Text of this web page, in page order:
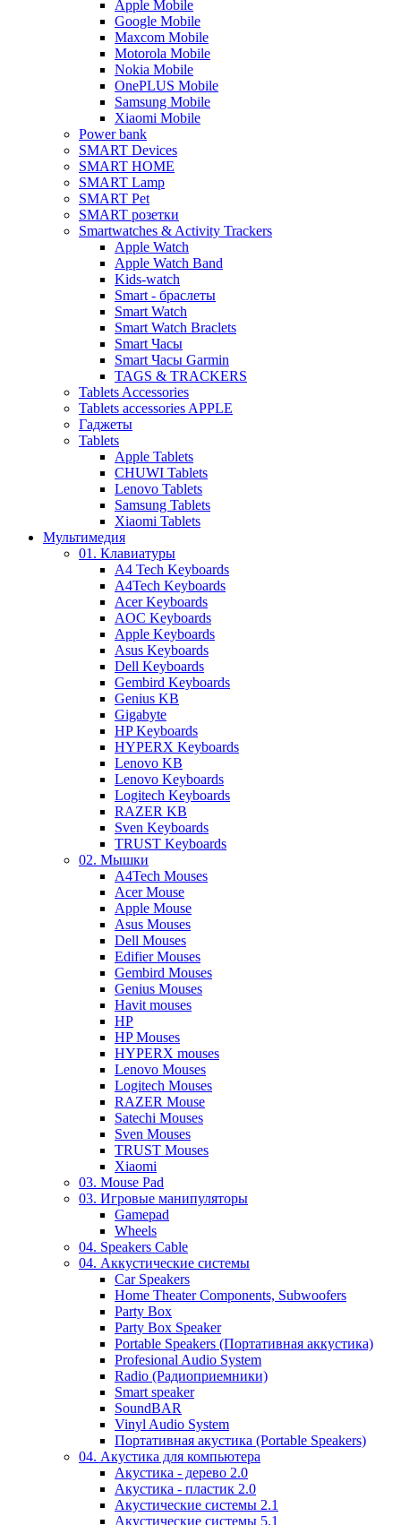
Apple Mobile
Google Mobile
Maxcom Mobile
Motorola Mobile
Nokia Mobile
OnePLUS Mobile
Samsung Mobile
Xiaomi Mobile
Power bank
SMART Devices
SMART HOME
SMART Lamp
SMART Pet
SMART розетки
Smartwatches & Activity Trackers
Apple Watch
Apple Watch Band
Kids-watch
Smart - браслеты
Smart Watch
Smart Watch Braclets
Smart Часы
Smart Часы Garmin
TAGS & TRACKERS
Tablets Accessories
Tablets accessories APPLE
Гаджеты
Tablets
Apple Tablets
CHUWI Tablets
Lenovo Tablets
Samsung Tablets
Xiaomi Tablets
Мультимедия
01. Клавиатуры
A4 Tech Keyboards
A4Tech Keyboards
Acer Keyboards
AOC Keyboards
Apple Keyboards
Asus Keyboards
Dell Keyboards
Gembird Keyboards
Genius KB
Gigabyte
HP Keyboards
HYPERX Keyboards
Lenovo KB
Lenovo Keyboards
Logitech Keyboards
RAZER KB
Sven Keyboards
TRUST Keyboards
02. Мышки
A4Tech Mouses
Acer Mouse
Apple Mouse
Asus Mouses
Dell Mouses
Edifier Mouses
Gembird Mouses
Genius Mouses
Havit mouses
HP
HP Mouses
HYPERX mouses
Lenovo Mouses
Logitech Mouses
RAZER Mouse
Satechi Mouses
Sven Mouses
TRUST Mouses
Xiaomi
03. Mouse Pad
03. Игровые манипуляторы
Gamepad
Wheels
04. Speakers Cable
04. Аккустические системы
Car Speakers
Home Theater Components, Subwoofers
Party Box
Party Box Speaker
Portable Speakers (Портативная аккустика)
Profesional Audio System
Radio (Радиоприемники)
Smart speaker
SoundBAR
Vinyl Audio System
Портативная акустика (Portable Speakers)
04. Акустика для компьютера
Акустика - дерево 2.0
Акустика - пластик 2.0
Акустические системы 2.1
Акустические системы 5.1